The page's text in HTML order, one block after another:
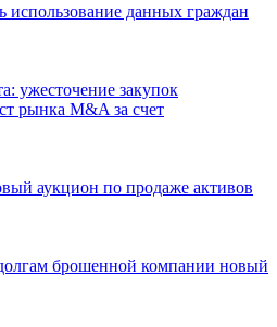
использование данных граждан
ужесточение закупок
рынка M&A за счет
аукцион по продаже активов
брошенной компании новый